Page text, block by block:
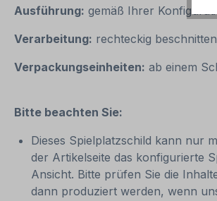
Ausführung: gemäß Ihrer
Verarbeitung: rechteckig
Verpackungseinheiten: ab einem
Bitte beachten Sie:
Dieses Spielplatzschild kann nur
der Artikelseite das konfigurierte
Ansicht. Bitte prüfen Sie die
dann produziert werden, wenn